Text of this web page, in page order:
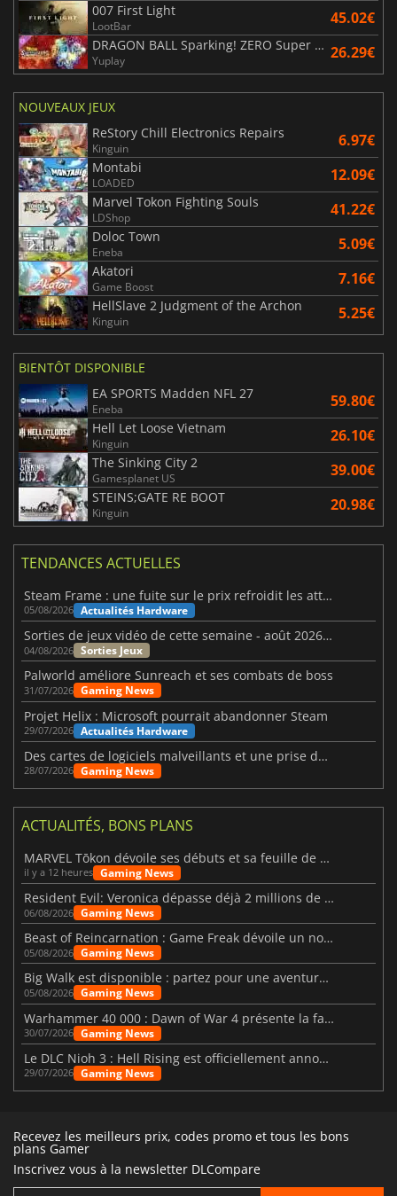
007 First Light
LootBar 45.02€
DRAGON BALL Sparking! ZERO Super Limit Breaking NEO
Yuplay 26.29€
NOUVEAUX JEUX
ReStory Chill Electronics Repairs
Kinguin 6.97€
Montabi
LOADED 12.09€
Marvel Tokon Fighting Souls
LDShop 41.22€
Doloc Town
Eneba 5.09€
Akatori
Game Boost 7.16€
HellSlave 2 Judgment of the Archon
Kinguin 5.25€
BIENTÔT DISPONIBLE
EA SPORTS Madden NFL 27
Eneba 59.80€
Hell Let Loose Vietnam
Kinguin 26.10€
The Sinking City 2
Gamesplanet US 39.00€
STEINS;GATE RE BOOT
Kinguin 20.98€
TENDANCES ACTUELLES
Steam Frame : une fuite sur le prix refroidit les attentes VR
05/08/2026 Actualités Hardware
Sorties de jeux vidéo de cette semaine - août 2026 (semaine 32)
04/08/2026 Sorties Jeux
Palworld améliore Sunreach et ses combats de boss
31/07/2026 Gaming News
Projet Helix : Microsoft pourrait abandonner Steam
29/07/2026 Actualités Hardware
Des cartes de logiciels malveillants et une prise de contrôle de Discord ont touché Meccha Chameleon
28/07/2026 Gaming News
ACTUALITÉS, BONS PLANS
MARVEL Tōkon dévoile ses débuts et sa feuille de route
il y a 12 heures Gaming News
Resident Evil: Veronica dépasse déjà 2 millions de wishlists
06/08/2026 Gaming News
Beast of Reincarnation : Game Freak dévoile un nouveau pari
05/08/2026 Gaming News
Big Walk est disponible : partez pour une aventure entre amis
05/08/2026 Gaming News
Warhammer 40 000 : Dawn of War 4 présente la faction des Nécrons
30/07/2026 Gaming News
Le DLC Nioh 3 : Hell Rising est officiellement annoncé
29/07/2026 Gaming News
Recevez les meilleurs prix, codes promo et tous les bons
plans Gamer
Inscrivez vous à la newsletter DLCompare